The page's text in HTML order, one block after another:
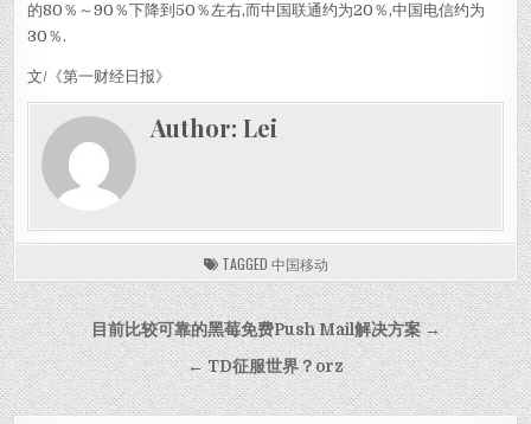
的80％～90％下降到50％左右,而中国联通约为20％,中国电信约为
30％.
文/《第一财经日报》
Author:Lei
TAGGED 中国移动
Post navigation
目前比较可靠的黑莓免费Push Mail解决方案 →
← TD征服世界？orz